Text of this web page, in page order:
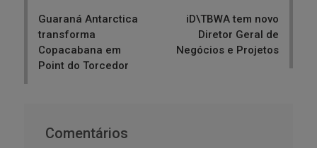
Guaraná Antarctica
transforma
Copacabana em
Point do Torcedor
iD\TBWA tem novo
Diretor Geral de
Negócios e Projetos
Comentários